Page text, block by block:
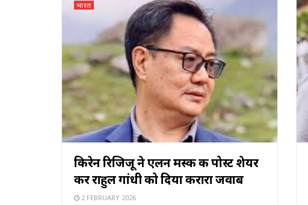
भारत
किरेन रिजिजू ने एलन मस्क की पोस्ट शेयर
कर राहुल गांधी को दिया करारा जवाब
2 FEBRUARY 2026